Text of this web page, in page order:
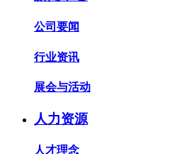
公司要闻
行业资讯
展会与活动
人力资源
人才理念